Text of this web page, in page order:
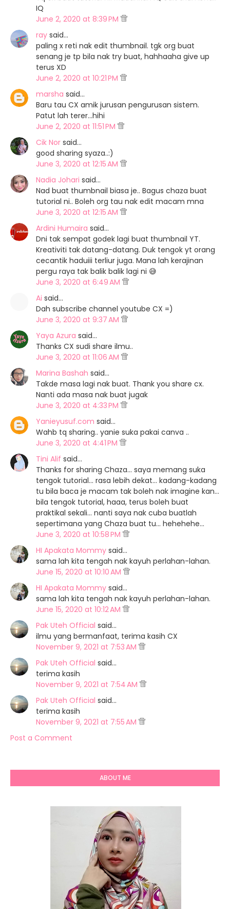
IQ
June 2, 2020 at 8:39 PM
ray said…
paling x reti nak edit thumbnail. tgk org buat
senang je tp bila nak try buat, hahhaaha give up
terus XD
June 2, 2020 at 10:21 PM
marsha said…
Baru tau CX amik jurusan pengurusan sistem.
Patut lah terer...hihi
June 2, 2020 at 11:51 PM
Cik Nor said…
good sharing syaza..:)
June 3, 2020 at 12:15 AM
Nadia Johari said…
Nad buat thumbnail biasa je.. Bagus chaza buat
tutorial ni.. Boleh org tau nak edit macam mna
June 3, 2020 at 12:15 AM
Ardini Humaira said…
Dni tak sempat godek lagi buat thumbnail YT.
Kreativiti tak datang-datang. Duk tengok yt orang
cecantik haduiii terliur juga. Mana lah kerajinan
pergu raya tak balik balik lagi ni 😅
June 3, 2020 at 6:49 AM
Ai said…
Dah subscribe channel youtube CX =)
June 3, 2020 at 9:37 AM
Yaya Azura said…
Thanks CX sudi share ilmu..
June 3, 2020 at 11:06 AM
Marina Bashah said…
Takde masa lagi nak buat. Thank you share cx.
Nanti ada masa nak buat jugak
June 3, 2020 at 4:33 PM
Yanieyusuf.com said…
Wahb tq sharing.. yanie suka pakai canva ..
June 3, 2020 at 4:41 PM
Tini Alif said…
Thanks for sharing Chaza... saya memang suka
tengok tutorial... rasa lebih dekat... kadang-kadang
tu bila baca je macam tak boleh nak imagine kan...
bila tengok tutorial, haaa, terus boleh buat
praktikal sekali... nanti saya nak cuba buatlah
sepertimana yang Chaza buat tu... hehehehe...
June 3, 2020 at 10:58 PM
HI Apakata Mommy said…
sama lah kita tengah nak kayuh perlahan-lahan.
June 15, 2020 at 10:10 AM
HI Apakata Mommy said…
sama lah kita tengah nak kayuh perlahan-lahan.
June 15, 2020 at 10:12 AM
Pak Uteh Official said…
ilmu yang bermanfaat, terima kasih CX
November 9, 2021 at 7:53 AM
Pak Uteh Official said…
terima kasih
November 9, 2021 at 7:54 AM
Pak Uteh Official said…
terima kasih
November 9, 2021 at 7:55 AM
Post a Comment
ABOUT ME